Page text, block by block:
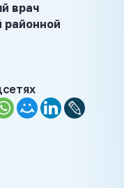
врач
районной